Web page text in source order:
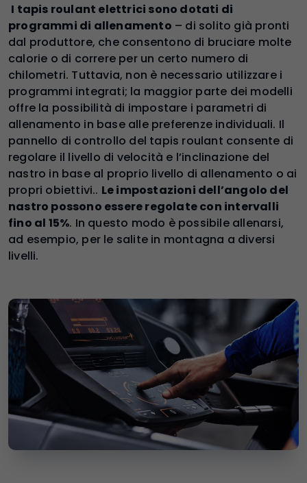
I tapis roulant elettrici sono dotati di
programmi di allenamento – di solito già pronti
dal produttore, che consentono di bruciare molte
calorie o di correre per un certo numero di
chilometri. Tuttavia, non è necessario utilizzare i
programmi integrati; la maggior parte dei modelli
offre la possibilità di impostare i parametri di
allenamento in base alle preferenze individuali. Il
pannello di controllo del tapis roulant consente di
regolare il livello di velocità e l’inclinazione del
nastro in base al proprio livello di allenamento o ai
propri obiettivi.. Le impostazioni dell’angolo del
nastro possono essere regolate con intervalli
fino al 15%. In questo modo è possibile allenarsi,
ad esempio, per le salite in montagna a diversi
livelli.